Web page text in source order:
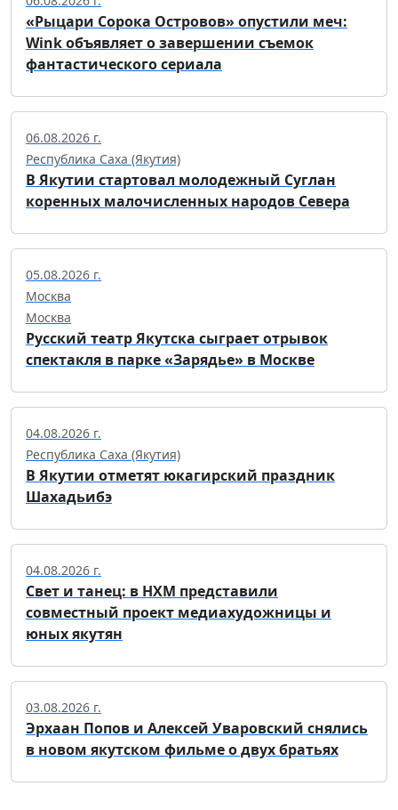
«Рыцари Сорока Островов» опустили меч:
Wink объявляет о завершении съемок
фантастического сериала
06.08.2026 г.
Республика Саха (Якутия)
В Якутии стартовал молодежный Суглан
коренных малочисленных народов Севера
05.08.2026 г.
Москва
Москва
Русский театр Якутска сыграет отрывок
спектакля в парке «Зарядье» в Москве
04.08.2026 г.
Республика Саха (Якутия)
В Якутии отметят юкагирский праздник
Шахадьибэ
04.08.2026 г.
Свет и танец: в НХМ представили
совместный проект медиахудожницы и
юных якутян
03.08.2026 г.
Эрхаан Попов и Алексей Уваровский снялись
в новом якутском фильме о двух братьях